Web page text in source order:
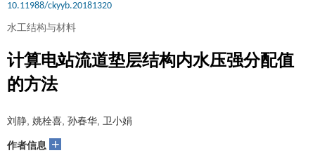
10.11988/ckyyb.20181320
水工结构与材料
计算电站流道垫层结构内水压强分配值
的方法
刘静, 姚栓喜, 孙春华, 卫小娟
作者信息 +